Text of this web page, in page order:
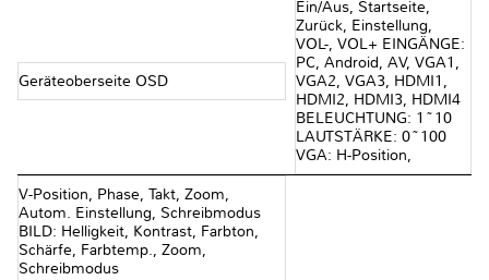
Geräteoberseite OSD
Ein/Aus, Startseite,
Zurück, Einstellung,
VOL-, VOL+ EINGÄNGE:
PC, Android, AV, VGA1,
VGA2, VGA3, HDMI1,
HDMI2, HDMI3, HDMI4
BELEUCHTUNG: 1~10
LAUTSTÄRKE: 0~100
VGA: H-Position,
V-Position, Phase, Takt, Zoom,
Autom. Einstellung, Schreibmodus
BILD: Helligkeit, Kontrast, Farbton,
Schärfe, Farbtemp., Zoom,
Schreibmodus